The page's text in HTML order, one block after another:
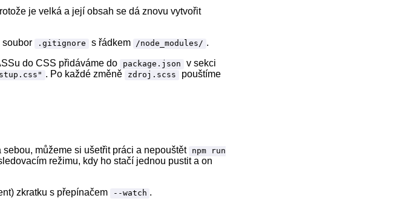
je velká a její obsah se dá znovu vytvořit
soubor
.gitignore s řádkem /node_modules/ .
do CSS přidáváme do
package.json v sekci
. Po každé změně zdroj.scss pouštíme
můžeme si ušetřit práci a nepouštět
npm run
režimu, kdy ho stačí jednou pustit a on
zkratku s přepínačem --watch .